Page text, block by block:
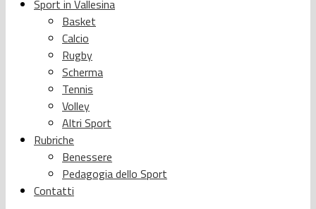
Sport in Vallesina
Basket
Calcio
Rugby
Scherma
Tennis
Volley
Altri Sport
Rubriche
Benessere
Pedagogia dello Sport
Contatti